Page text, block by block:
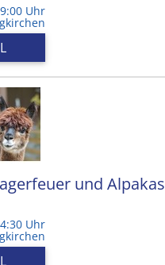
Uhr
und Alpakas
Uhr